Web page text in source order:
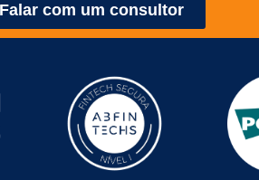
Falar com um consultor